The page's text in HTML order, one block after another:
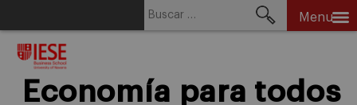
Menu
Economía para todos